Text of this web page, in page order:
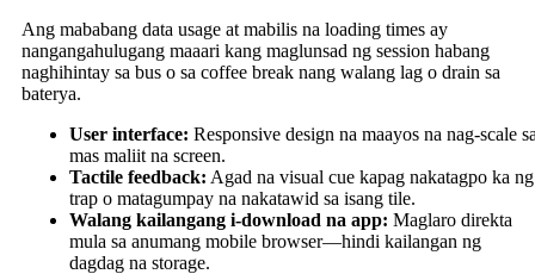
Ang mababang data usage at mabilis na loading times ay
nangangahulugang maaari kang maglunsad ng session habang
naghihintay sa bus o sa coffee break nang walang lag o drain sa
baterya.
User interface: Responsive design na maayos na nag-scale
mas maliit na screen.
Tactile feedback: Agad na visual cue kapag nakatagpo ka ng
trap o matagumpay na nakatawid sa isang tile.
Walang kailangang i-download na app: Maglaro direkta
mula sa anumang mobile browser—hindi kailangan ng
dagdag na storage.